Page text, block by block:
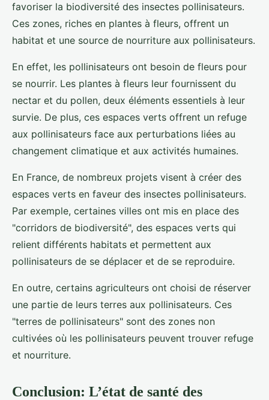
favoriser la biodiversité des insectes pollinisateurs.
Ces zones, riches en plantes à fleurs, offrent un
habitat et une source de nourriture aux pollinisateurs.
En effet, les pollinisateurs ont besoin de fleurs pour
se nourrir. Les plantes à fleurs leur fournissent du
nectar et du pollen, deux éléments essentiels à leur
survie. De plus, ces espaces verts offrent un refuge
aux pollinisateurs face aux perturbations liées au
changement climatique et aux activités humaines.
En France, de nombreux projets visent à créer des
espaces verts en faveur des insectes pollinisateurs.
Par exemple, certaines villes ont mis en place des
"corridors de biodiversité", des espaces verts qui
relient différents habitats et permettent aux
pollinisateurs de se déplacer et de se reproduire.
En outre, certains agriculteurs ont choisi de réserver
une partie de leurs terres aux pollinisateurs. Ces
"terres de pollinisateurs" sont des zones non
cultivées où les pollinisateurs peuvent trouver refuge
et nourriture.
Conclusion: L’état de santé des